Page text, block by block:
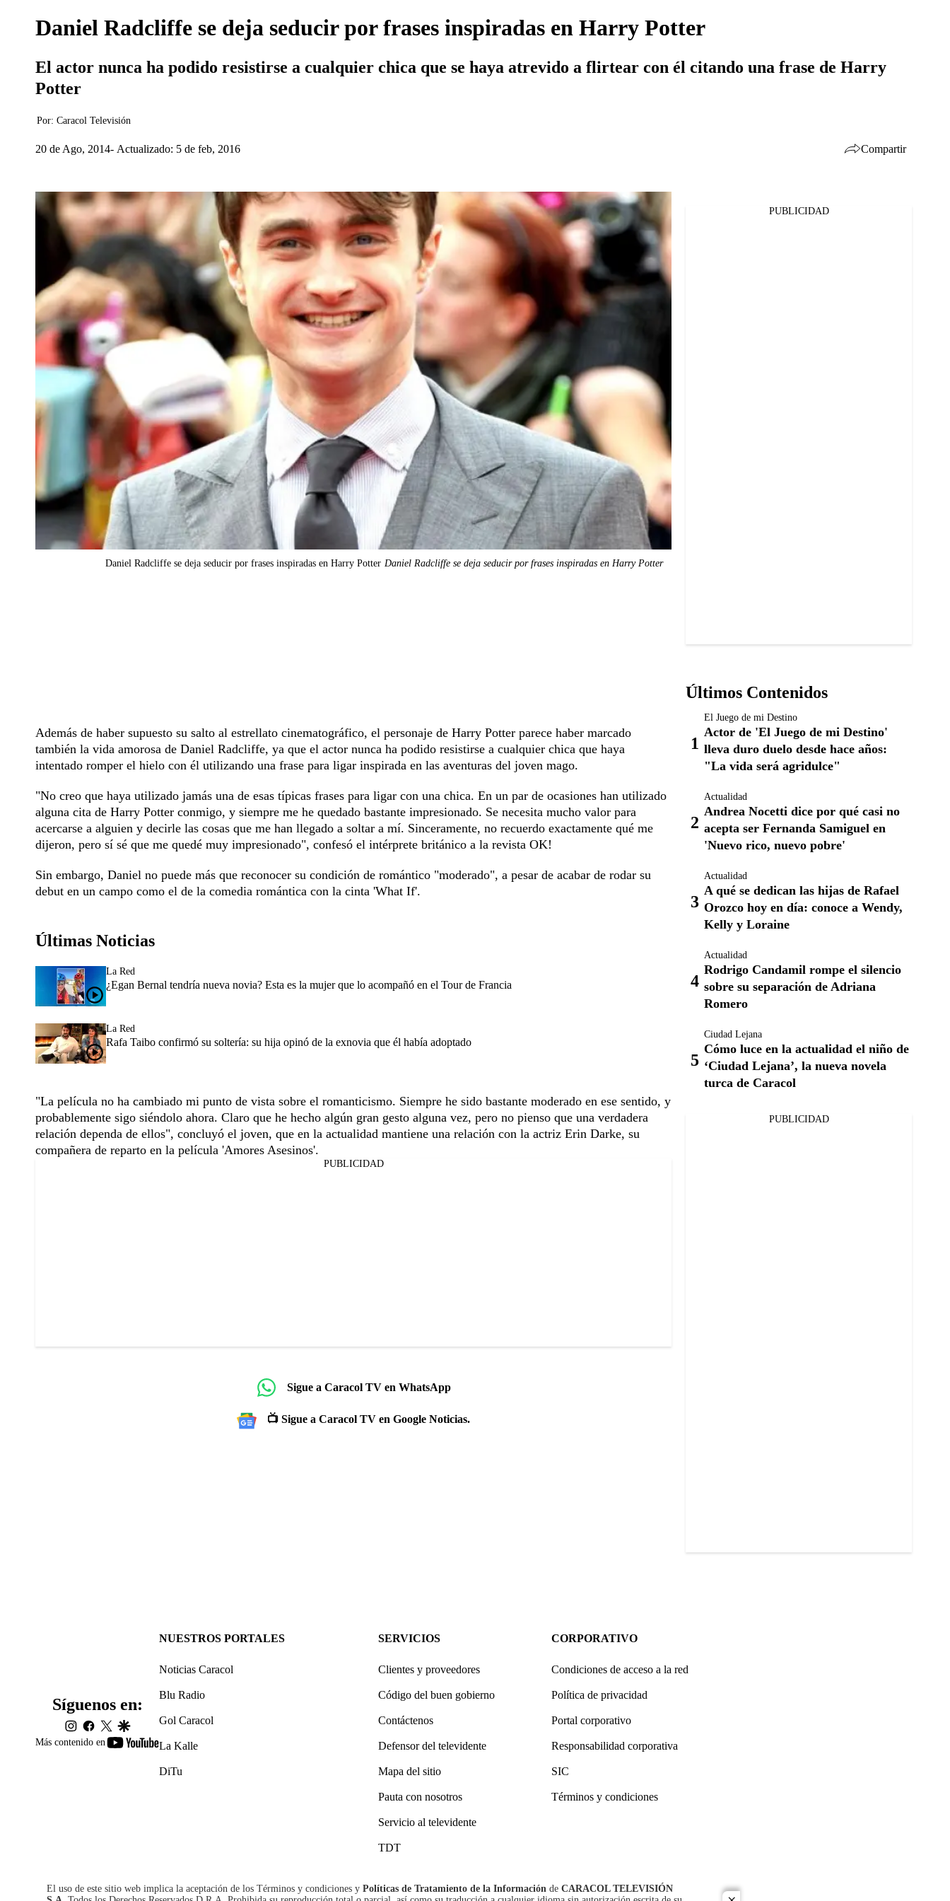
Daniel Radcliffe se deja seducir por frases inspiradas en Harry Potter
El actor nunca ha podido resistirse a cualquier chica que se haya atrevido a flirtear con él citando una frase de Harry
Potter
Por: Caracol Televisión
20 de Ago, 2014 Actualizado: 5 de feb, 2016 Compartir
Twitter
Whatsapp
Daniel Radcliffe se deja seducir por frases inspiradas en Harry Potter Daniel Radcliffe se deja seducir por frases inspiradas en Harry Potter
Además de haber supuesto su salto al estrellato cinematográfico, el personaje de Harry Potter parece haber marcado
también la vida amorosa de Daniel Radcliffe, ya que el actor nunca ha podido resistirse a cualquier chica que haya
intentado romper el hielo con él utilizando una frase para ligar inspirada en las aventuras del joven mago.
"No creo que haya utilizado jamás una de esas típicas frases para ligar con una chica. En un par de ocasiones han utilizado
alguna cita de Harry Potter conmigo, y siempre me he quedado bastante impresionado. Se necesita mucho valor para
acercarse a alguien y decirle las cosas que me han llegado a soltar a mí. Sinceramente, no recuerdo exactamente qué me
dijeron, pero sí sé que me quedé muy impresionado", confesó el intérprete británico a la revista OK!
Sin embargo, Daniel no puede más que reconocer su condición de romántico "moderado", a pesar de acabar de rodar su
debut en un campo como el de la comedia romántica con la cinta 'What If'.
Últimas Noticias
La Red
¿Egan Bernal tendría nueva novia? Esta es la mujer que lo acompañó en el Tour de Francia
La Red
Rafa Taibo confirmó su soltería: su hija opinó de la exnovia que él había adoptado
"La película no ha cambiado mi punto de vista sobre el romanticismo. Siempre he sido bastante moderado en ese sentido, y
probablemente sigo siéndolo ahora. Claro que he hecho algún gran gesto alguna vez, pero no pienso que una verdadera
relación dependa de ellos", concluyó el joven, que en la actualidad mantiene una relación con la actriz Erin Darke, su
compañera de reparto en la película 'Amores Asesinos'.
PUBLICIDAD
Sigue a Caracol TV en WhatsApp
📺 Sigue a Caracol TV en Google Noticias.
PUBLICIDAD
Últimos Contenidos
El Juego de mi Destino
Actor de 'El Juego de mi Destino'
lleva duro duelo desde hace años:
"La vida será agridulce"
Actualidad
Andrea Nocetti dice por qué casi no
acepta ser Fernanda Samiguel en
'Nuevo rico, nuevo pobre'
Actualidad
A qué se dedican las hijas de Rafael
Orozco hoy en día: conoce a Wendy,
Kelly y Loraine
Actualidad
Rodrigo Candamil rompe el silencio
sobre su separación de Adriana
Romero
Ciudad Lejana
Cómo luce en la actualidad el niño de
‘Ciudad Lejana’, la nueva novela
turca de Caracol
PUBLICIDAD
Más contenido en
youtube-
Síguenos en:
instagram
facebook
twittergoogle
NUESTROS PORTALES
Noticias Caracol
Blu Radio
Gol Caracol
La Kalle
DiTu
SERVICIOS
Clientes y proveedores
Código del buen gobierno
Contáctenos
Defensor del televidente
Mapa del sitio
Pauta con nosotros
Servicio al televidente
TDT
CORPORATIVO
Condiciones de acceso a la red
Política de privacidad
Portal corporativo
Responsabilidad corporativa
SIC
Términos y condiciones
El uso de este sitio web implica la aceptación de los Términos y condiciones y Políticas de Tratamiento de la Información de CARACOL TELEVISIÓN